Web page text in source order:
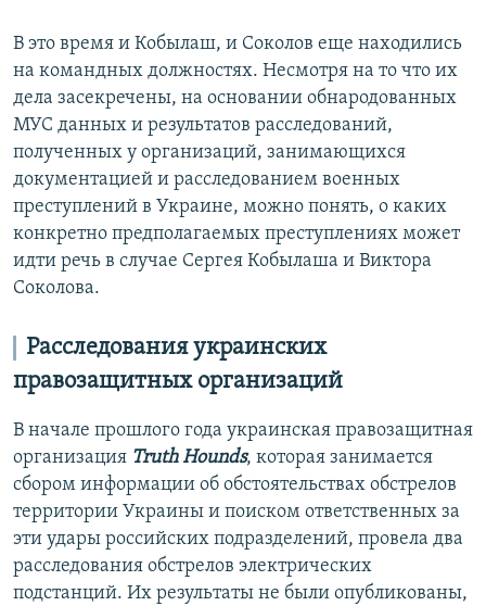
В это время и Кобылаш, и Соколов еще находились
на командных должностях. Несмотря на то что их
дела засекречены, на основании обнародованных
МУС данных и результатов расследований,
полученных у организаций, занимающихся
документацией и расследованием военных
преступлений в Украине, можно понять, о каких
конкретно предполагаемых преступлениях может
идти речь в случае Сергея Кобылаша и Виктора
Соколова.
Расследования украинских
правозащитных организаций
В начале прошлого года украинская правозащитная
организация Truth Hounds, которая занимается
сбором информации об обстоятельствах обстрелов
территории Украины и поиском ответственных за
эти удары российских подразделений, провела два
расследования обстрелов электрических
подстанций. Их результаты не были опубликованы,